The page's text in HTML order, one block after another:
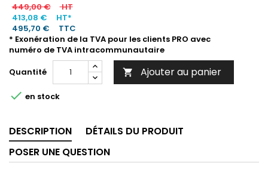
449,00 €
HT
413,08 €
HT*
495,70 €
TTC
* Exonération de la TVA pour les clients PRO avec
numéro de TVA intracommunautaire
Quantité
 Ajouter au panier
 en stock
DESCRIPTION
DÉTAILS DU PRODUIT
POSER UNE QUESTION